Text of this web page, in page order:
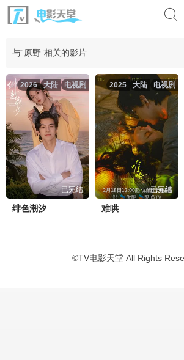
与“原野”相关的影片
电视剧
大陆
2026
已完结
绯色潮汐
电视剧
大陆
2025
已完结
难哄
©TV电影天堂 All Rights